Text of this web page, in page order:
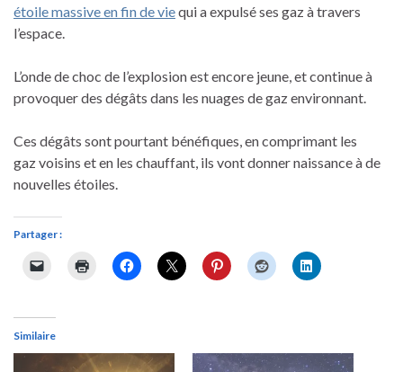
étoile massive en fin de viequi a expulsé ses gaz à travers
l’espace.
L’onde de choc de l’explosion est encore jeune, et continue à
provoquer des dégâts dans les nuages de gaz environnant.
Ces dégâts sont pourtant bénéfiques, en comprimant les
gaz voisins et en les chauffant, ils vont donner naissance à de
nouvelles étoiles.
Partager :
Similaire